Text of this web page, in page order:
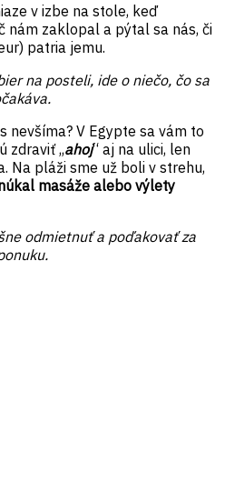
v izbe na stole, keď
nám zaklopal a pýtal sa nás, či
patria jemu.
na posteli, ide o niečo, čo sa
nevšíma? V Egypte sa vám to
zdraviť ,,ahoj“ aj na ulici, len
Na pláži sme už boli v strehu,
masáže alebo výlety
odmietnuť a poďakovať za